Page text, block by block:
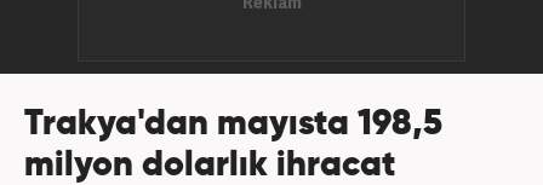
Trakya'dan mayısta 198,5
milyon dolarlık ihracat